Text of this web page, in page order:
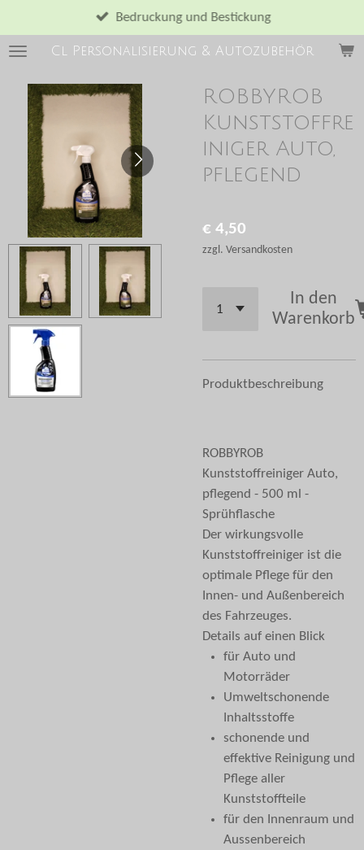
Hauptinhalt
springenCl Personalisierung & Autozubehör
Bedruckung und Bestickung
ROBBYROB
Kunststoffre
iniger Auto,
pflegend
€ 4,50
zzgl. Versandkosten
In den
Warenkorb
Produktbeschreibung
ROBBYROB
Kunststoffreiniger Auto,
pflegend - 500 ml -
Sprühflasche
Der wirkungsvolle
Kunststoffreiniger ist die
optimale Pflege für den
Innen- und Außenbereich
des Fahrzeuges.
Details auf einen Blick
für Auto und
Motorräder
Umweltschonende
Inhaltsstoffe
schonende und
effektive Reinigung und
Pflege aller
Kunststoffteile
für den Innenraum und
Aussenbereich